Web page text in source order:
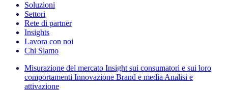
Soluzioni
Settori
Rete di partner
Insights
Lavora con noi
Chi Siamo
Misurazione del mercato Insight sui consumatori e sui loro
comportamenti Innovazione Brand e media Analisi e
attivazione